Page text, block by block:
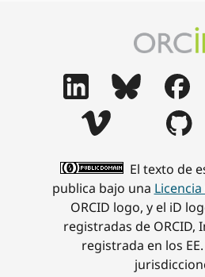
El texto de
publica bajo una Licencia
ORCID logo, y el iD
registradas de ORCID,
registrada en los